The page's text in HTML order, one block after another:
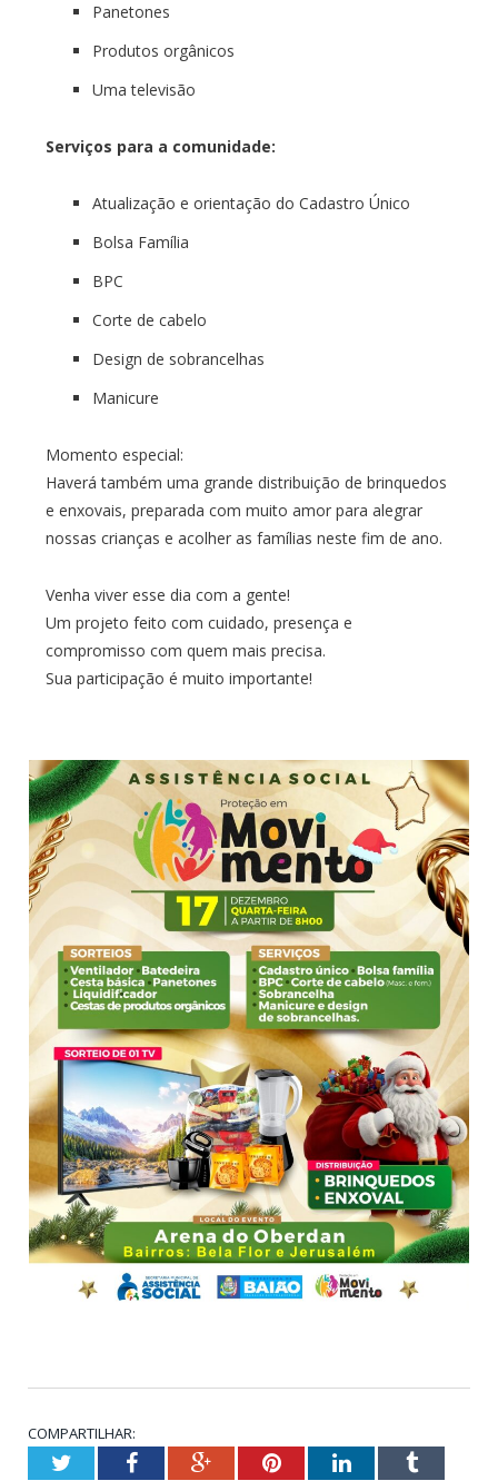
Panetones
Produtos orgânicos
Uma televisão
Serviços para a comunidade:
Atualização e orientação do Cadastro Único
Bolsa Família
BPC
Corte de cabelo
Design de sobrancelhas
Manicure
Momento especial:
Haverá também uma grande distribuição de brinquedos
e enxovais, preparada com muito amor para alegrar
nossas crianças e acolher as famílias neste fim de ano.
Venha viver esse dia com a gente!
Um projeto feito com cuidado, presença e
compromisso com quem mais precisa.
Sua participação é muito importante!
COMPARTILHAR:
TwitterFacebookGoogle+PinterestLinkedInTumblr